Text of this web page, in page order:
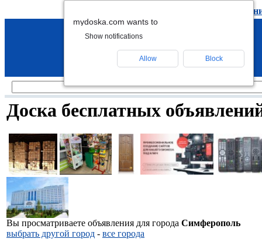
удалить
Доска бесплатных
Вы просматриваете объявления для города Симферополь
выбрать другой город - все города
mydoska.com wants to
Show notifications
Allow Block